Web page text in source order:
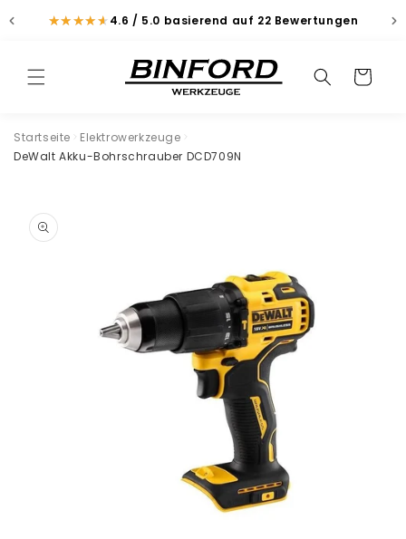
zum
★
★★
★★
★★
★★
★4.6 / 5.0 basierend auf 22 Bewertungen
Suchen SuchenWarenkorb
Startseite
Elektrowerkzeuge
DeWalt Akku-Bohrschrauber DCD709N